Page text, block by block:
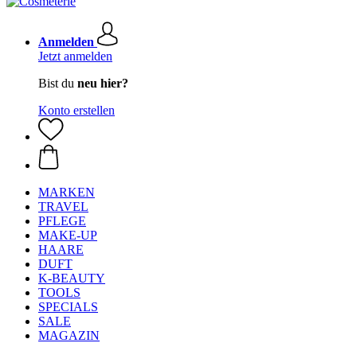
Anmelden
Jetzt anmelden
Bist du neu hier?
Konto erstellen
MARKEN
TRAVEL
PFLEGE
MAKE-UP
HAARE
DUFT
K-BEAUTY
TOOLS
SPECIALS
SALE
MAGAZIN